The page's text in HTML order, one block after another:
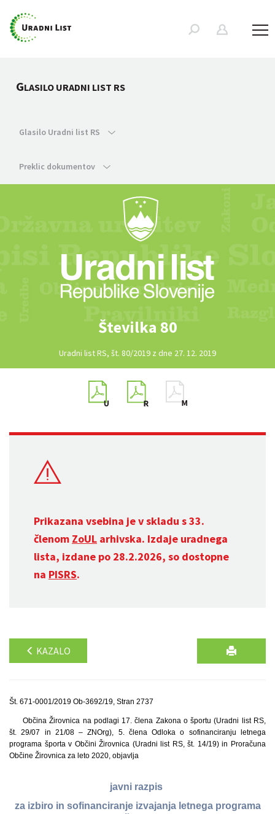
GLASILO URADNI LIST RS
Glasilo Uradni list RS
Preklic dokumentov
Številka 80
Uradni list RS, št. 80/2019 z dne 27. 12. 2019
Prikazana vsebina je v skladu s 33.
členom ZoUL arhivska. Izdaje uradnega
lista, izdane po 28.2.2026, so dostopne
na PISRS.
KAZALO
Št. 671-0001/2019 Ob-3692/19, Stran 2737
Občina Žirovnica na podlagi 17. člena Zakona o športu (Uradni list RS,
št. 29/07 in 21/08 – ZNOrg), 5. člena Odloka o sofinanciranju letnega
programa športa v Občini Žirovnica (Uradni list RS, št. 14/19) in Proračuna
Občine Žirovnica za leto 2020, objavlja
javni razpis
za izbiro in sofinanciranje izvajanja letnega programa